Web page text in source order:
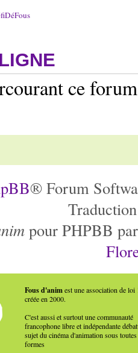
ce
® Forum
pour PHPBB
Fous d'animest une association de loi
créée en 2000.
C'est aussi et surtout une communauté
francophone libre et indépendante
sujet du cinéma d'animation sous toutes
formes